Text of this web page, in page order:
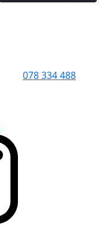
078 334 488